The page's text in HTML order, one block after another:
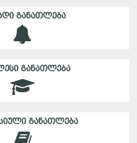
ᲒᲐᲜᲐᲗᲚᲔᲑᲐ
ᲒᲐᲜᲐᲗᲚᲔᲑᲐ
ᲒᲐᲜᲐᲗᲚᲔᲑᲐ